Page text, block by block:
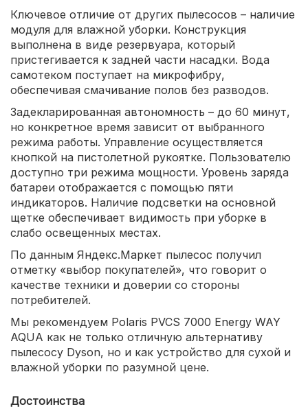
Ключевое отличие от других пылесосов – наличие
модуля для влажной уборки. Конструкция
выполнена в виде резервуара, который
пристегивается к задней части насадки. Вода
самотеком поступает на микрофибру,
обеспечивая смачивание полов без разводов.
Задекларированная автономность – до 60 минут,
но конкретное время зависит от выбранного
режима работы. Управление осуществляется
кнопкой на пистолетной рукоятке. Пользователю
доступно три режима мощности. Уровень заряда
батареи отображается с помощью пяти
индикаторов. Наличие подсветки на основной
щетке обеспечивает видимость при уборке в
слабо освещенных местах.
По данным Яндекс.Маркет пылесос получил
отметку «выбор покупателей», что говорит о
качестве техники и доверии со стороны
потребителей.
Мы рекомендуем Polaris PVCS 7000 Energy WAY
AQUA как не только отличную альтернативу
пылесосу Dyson, но и как устройство для сухой и
влажной уборки по разумной цене.
Достоинства